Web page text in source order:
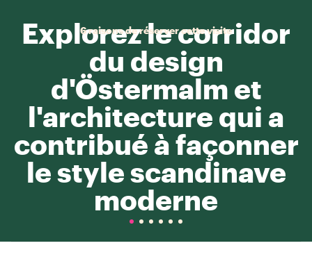
6 raisons de réserver cette visite
Explorez le corridor
du design
d'Östermalm et
l'architecture qui a
contribué à façonner
le style scandinave
moderne